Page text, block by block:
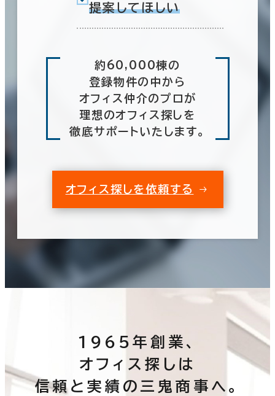
提案してほしい
約60,000棟の
登録物件の中から
オフィス仲介のプロが
理想のオフィス探しを
徹底サポートいたします。
オフィス探しを依頼する
1965年創業、
オフィス探しは
信頼と実績の三鬼商事へ。